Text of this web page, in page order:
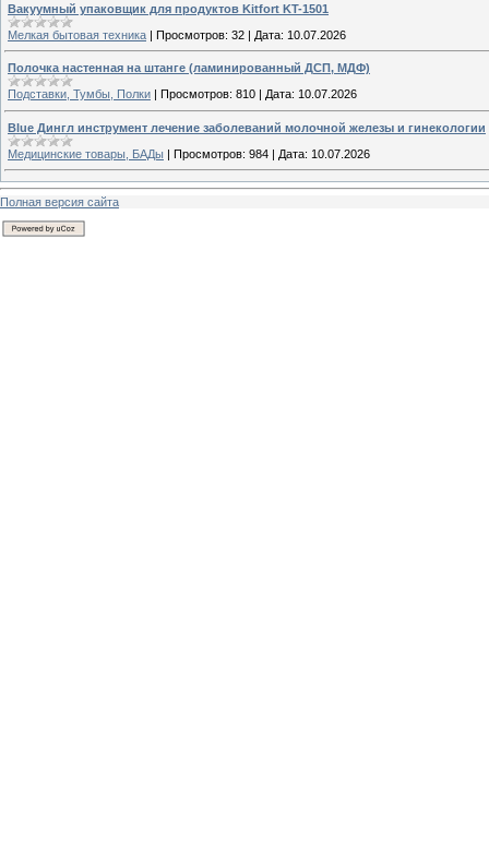
Вакуумный упаковщик для продуктов Kitfort KT-1501
Мелкая бытовая техника | Просмотров: 32 | Дата: 10.07.2026
Полочка настенная на штанге (ламинированный ДСП, МДФ)
Подставки, Тумбы, Полки
Просмотров: 810 Дата: 10.07.2026
Blue Дингл инструмент лечение заболеваний молочной железы и гинекологии
Медицинские товары, БАДы | Просмотров: 984 | Дата: 10.07.2026
Полная версия сайта